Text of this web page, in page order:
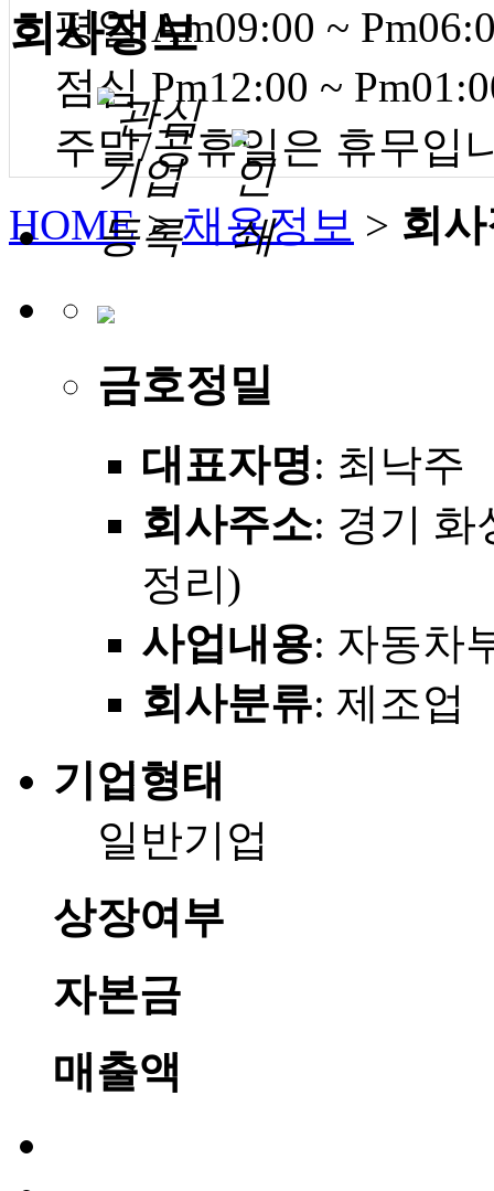
평일 Am09:00 ~
점심 Pm12:00 ~
주말/공휴일은 휴무입
HOME>채용정보 > 회
회사정보
금호정밀
대표자명: 최낙주
회사주소: 경기 화
정리)
사업내용: 자동차
회사분류: 제조업
기업형태
일반기업
상장여부
자본금
매출액